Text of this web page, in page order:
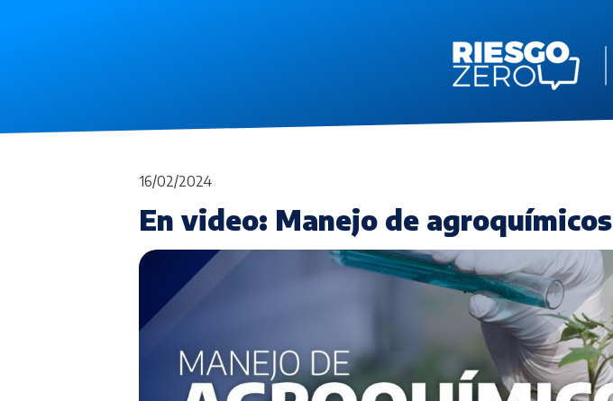
16/02/2024
En video: Manejo de agroquímicos